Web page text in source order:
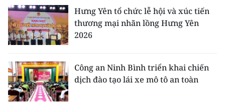
Hưng Yên tổ chức lễ hội và xúc tiến
thương mại nhãn lồng Hưng Yên
2026
Công an Ninh Bình triển khai chiến
dịch đào tạo lái xe mô tô an toàn